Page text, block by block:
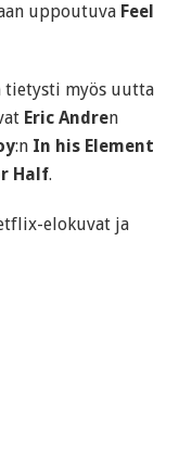
uppoutuva Feel
tietysti myös uutta
Eric Andren
:n In his Element
Half.
elokuvat ja